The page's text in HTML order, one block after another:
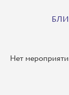
Нет